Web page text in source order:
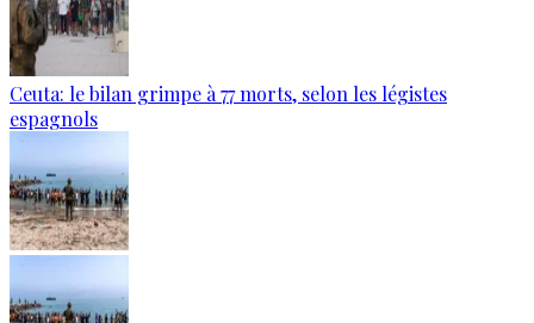
Ceuta: le bilan grimpe à 77 morts, selon les légistes
espagnols